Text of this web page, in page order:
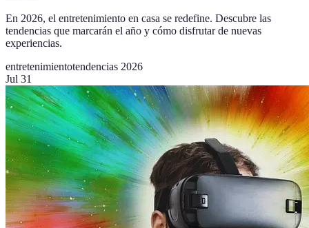
En 2026, el entretenimiento en casa se redefine. Descubre las
tendencias que marcarán el año y cómo disfrutar de nuevas
experiencias.
entretenimientotendencias 2026
Jul 31